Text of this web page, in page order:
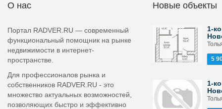
О нас
Портал RADVER.RU — современный
функциональный помощник на рынке
недвижимости в интернет-
пространстве.
Для профессионалов рынка и
собственников RADVER.RU - это
множество актуальных возможностей,
позволяющих быстро и эффективно
Новые объекты
1-
5
1-